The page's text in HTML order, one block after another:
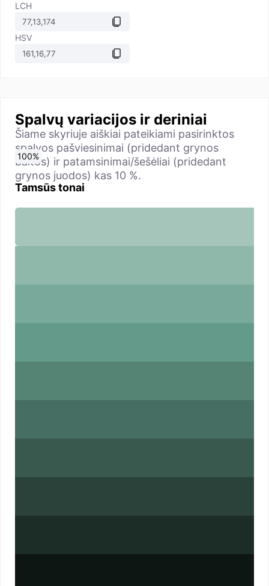
LCH
HSV
Spalvų variacijos ir deriniai
Šiame skyriuje aiškiai pateikiami pasirinktos
spalvos pašviesinimai (pridedant grynos
baltos) ir patamsinimai/šešėliai (pridedant
grynos juodos) kas 10 %.
Tamsūs tonai
0%
10%
20%
30%
40%
50%
60%
70%
80%
90%
100%